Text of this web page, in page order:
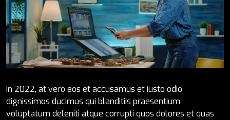
In 2022, at vero eos et accusamus et iusto odio
dignissimos ducimus qui blanditiis praesentium
voluptatum deleniti atque corrupti quos dolores et quas